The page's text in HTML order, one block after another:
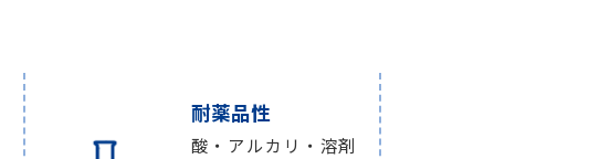
耐薬品性
酸・アルカリ・溶剤